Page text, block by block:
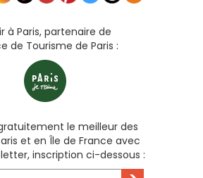
à Paris, partenaire de
de Tourisme de Paris :
le meilleur des
et en Île de France avec
inscription ci-dessous :